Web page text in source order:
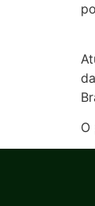
O